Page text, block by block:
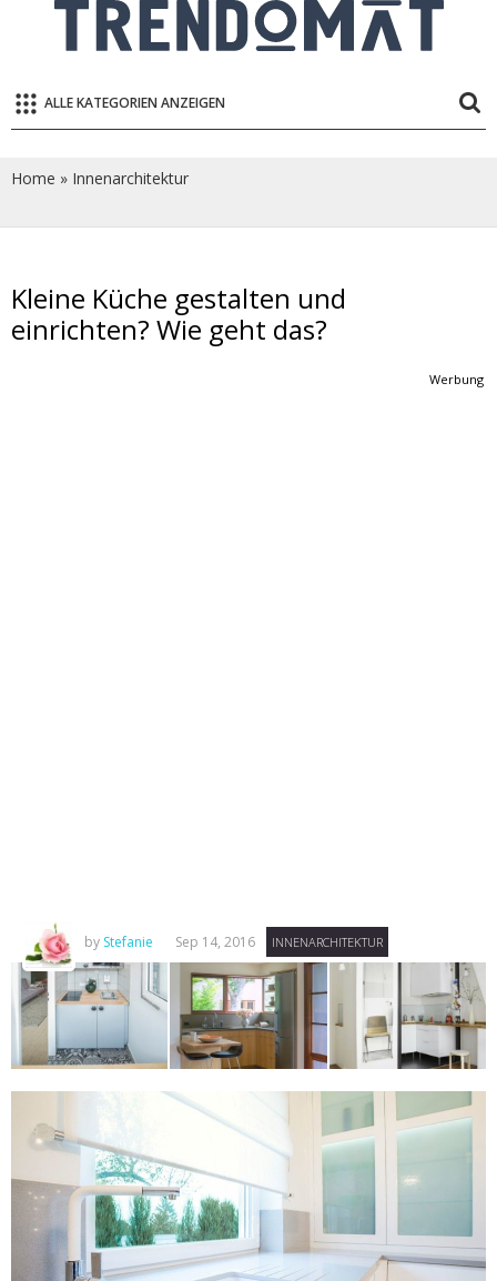
ALLE KATEGORIEN ANZEIGEN
Home » Innenarchitektur
Kleine Küche gestalten und
einrichten? Wie geht das?
Werbung
by Stefanie Sep 14, 2016 INNENARCHITEKTUR